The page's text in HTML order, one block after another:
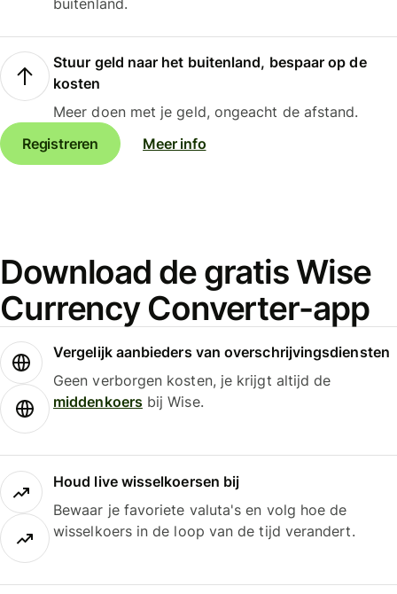
buitenland.
Stuur geld naar het buitenland, bespaar op de
kosten
Meer doen met je geld, ongeacht de afstand.
Registreren
Meer info
Download de gratis Wise
Currency Converter-app
Vergelijk aanbieders van overschrijvingsdiensten
Geen verborgen kosten, je krijgt altijd de
middenkoersbij Wise.
Houd live wisselkoersen bij
Bewaar je favoriete valuta's en volg hoe de
wisselkoers in de loop van de tijd verandert.